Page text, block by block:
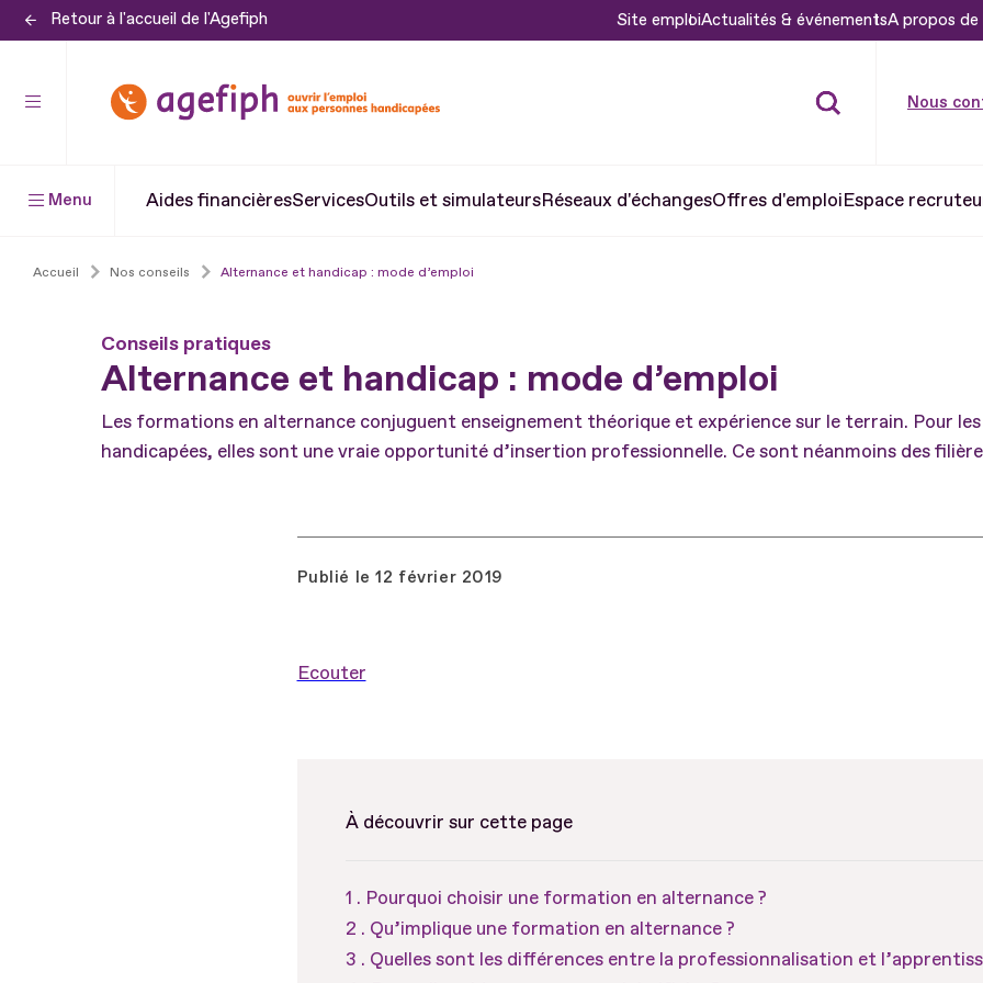
Aller
contenu
Retour à l'accueil de l'Agefiph Site emploiActualités & événementsA propos de
Nous
Menu Aides financièresServicesOutils et simulateursRéseaux d'échangesOffres d'emploiEspace
Accueil Nos conseils Alternance et handicap : mode d’emploi
Conseils pratiques
Alternance et handicap : mode d’emploi
Les formations en alternance conjuguent enseignement théorique et expérience sur le terrain. Pour
handicapées, elles sont une vraie opportunité d’insertion professionnelle. Ce sont néanmoins des
Publié le 12 février 2019
Ecouter
À découvrir sur cette page
Pourquoi choisir une formation en alternance ?
Qu’implique une formation en alternance ?
Quelles sont les différences entre la professionnalisation et